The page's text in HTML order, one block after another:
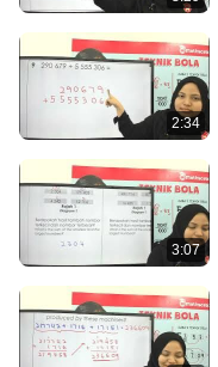
2:34
3:07